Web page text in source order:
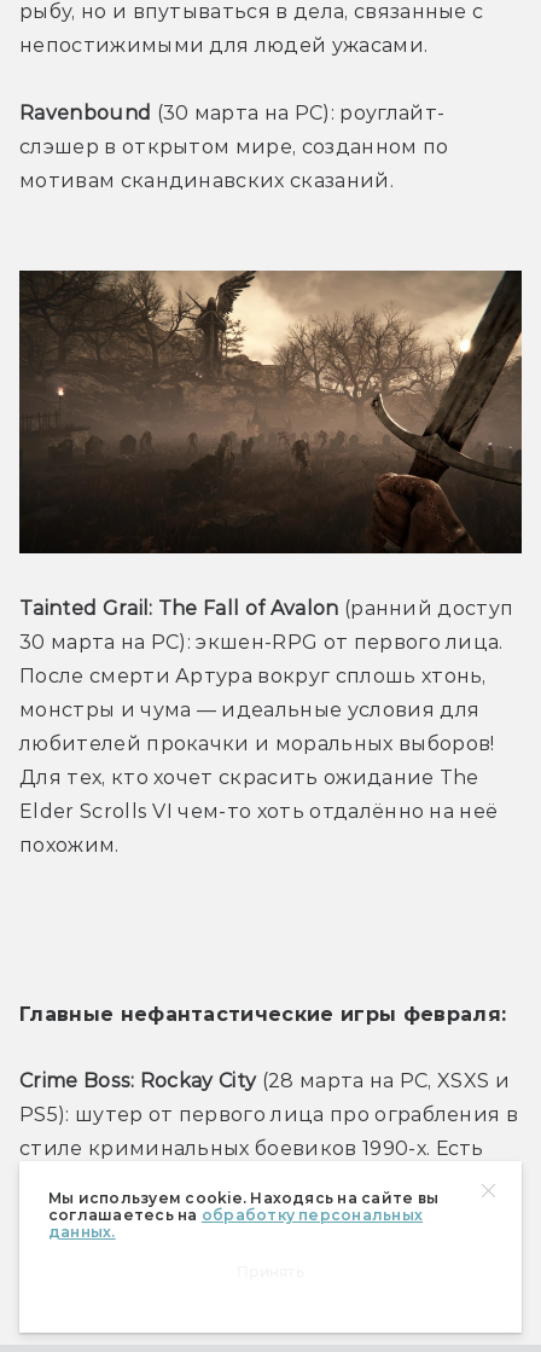
Мы используем cookie. Находясь на сайте вы
соглашаетесь на обработку персональных
данных.
рыбу, но и впутываться в дела, связанные с
непостижимыми для людей ужасами.
Ravenbound (30 марта на PC): роуглайт-
слэшер в открытом мире, созданном по
мотивам скандинавских сказаний.
Tainted Grail: The Fall of Avalon (ранний доступ
30 марта на PC): экшен-RPG от первого лица.
После смерти Артура вокруг сплошь хтонь,
монстры и чума — идеальные условия для
любителей прокачки и моральных выборов!
Для тех, кто хочет скрасить ожидание The
Elder Scrolls VI чем-то хоть отдалённо на неё
похожим.
Главные нефантастические игры февраля:
Crime Boss: Rockay City (28 марта на PC, XSXS и
PS5): шутер от первого лица про ограбления в
стиле криминальных боевиков 1990-х. Есть
кооперативные миссии. Никто толком не